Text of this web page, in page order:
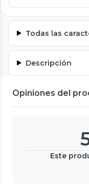
Todas las
Descripción
Opiniones del
Este